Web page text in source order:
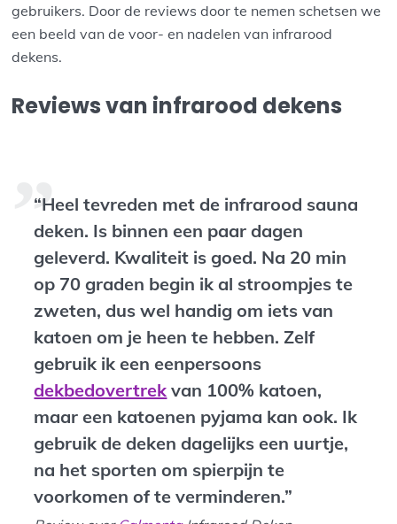
gebruikers. Door de reviews door te nemen schetsen we
een beeld van de voor- en nadelen van infrarood
dekens.
Reviews van infrarood dekens
“Heel tevreden met de infrarood sauna
deken. Is binnen een paar dagen
geleverd. Kwaliteit is goed. Na 20 min
op 70 graden begin ik al stroompjes te
zweten, dus wel handig om iets van
katoen om je heen te hebben. Zelf
gebruik ik een eenpersoons
dekbedovertrek van 100% katoen,
maar een katoenen pyjama kan ook. Ik
gebruik de deken dagelijks een uurtje,
na het sporten om spierpijn te
voorkomen of te verminderen.”